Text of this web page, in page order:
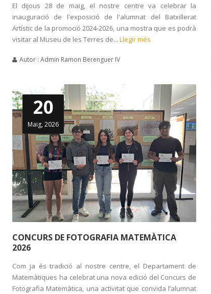
El dijous 28 de maig, el nostre centre va celebrar la
inauguració de l'exposició de l'alumnat del Batxillerat
Artístic de la promoció 2024-2026, una mostra que es podrà
visitar al Museu de les Terres de... Llegir més
Autor : Admin Ramon Berenguer IV
20
Maig, 2026
CONCURS DE FOTOGRAFIA MATEMÀTICA
2026
Com ja és tradició al nostre centre, el Departament de
Matemàtiques ha celebrat una nova edició del Concurs de
Fotografia Matemàtica, una activitat que convida l’alumnat